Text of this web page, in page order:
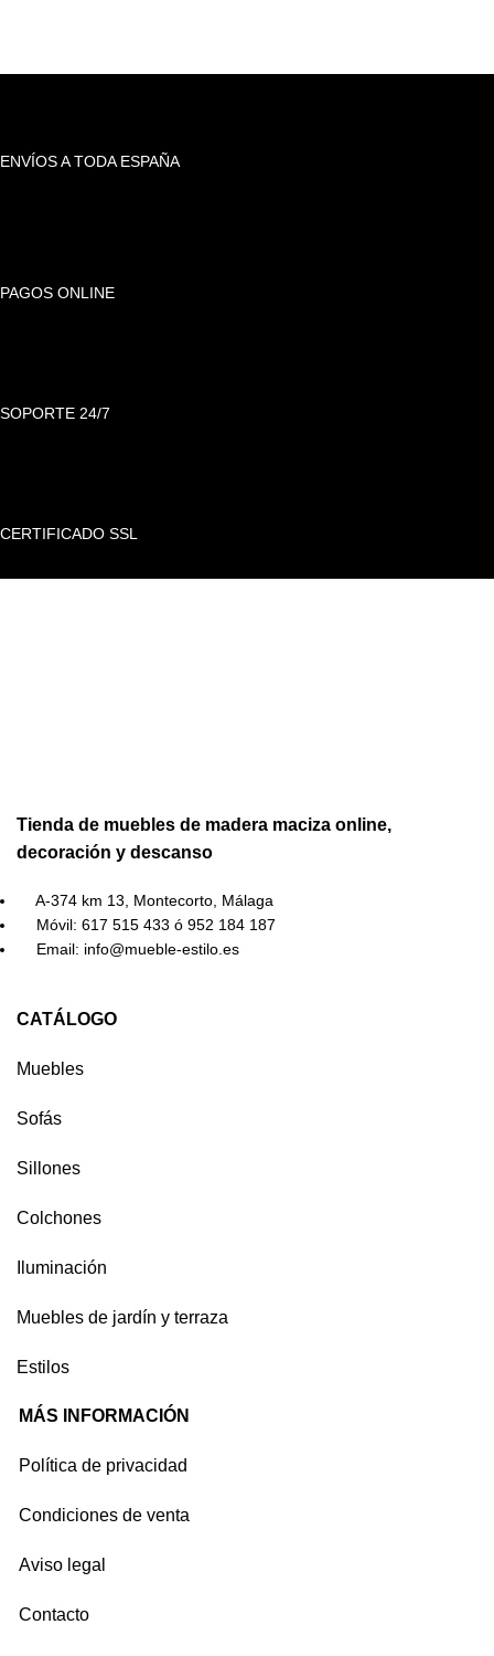
ENVÍOS A TODA ESPAÑA
PAGOS ONLINE
SOPORTE 24/7
CERTIFICADO SSL
Tienda de muebles de madera maciza online,
decoración y descanso
A-374 km 13, Montecorto, Málaga
Móvil: 617 515 433 ó 952 184 187
Email: info@mueble-estilo.es
CATÁLOGO
Muebles
Sofás
Sillones
Colchones
Iluminación
Muebles de jardín y terraza
Estilos
MÁS INFORMACIÓN
Política de privacidad
Condiciones de venta
Aviso legal
Contacto